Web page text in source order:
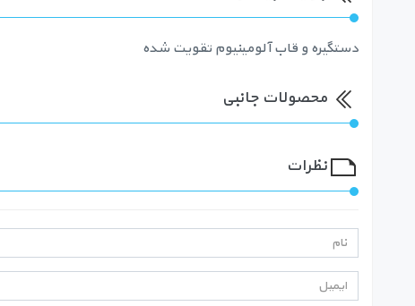
دستگیره و قاب آلومینیوم تقویت شده
محصولات جانبی
نظرات